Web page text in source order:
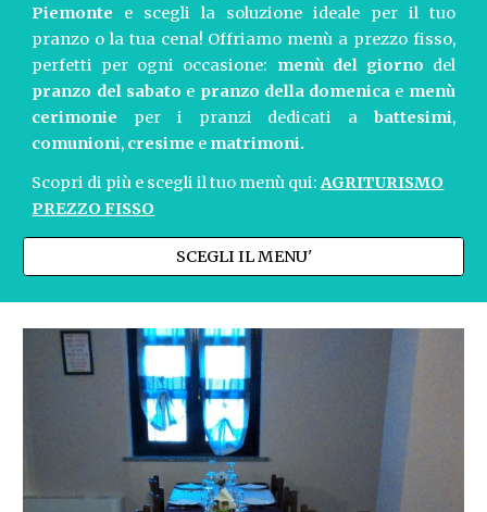
Piemonte e scegli la soluzione ideale per il tuo
pranzo o la tua cena! Offriamo menù a prezzo fisso,
perfetti per ogni occasione: menù del giorno del
pranzo del sabato e pranzo della domenica e menù
cerimonie per i pranzi dedicati a battesimi,
comunioni, cresime e matrimoni.
Scopri di più e scegli il tuo menù qui:AGRITURISMO
PREZZO FISSO
SCEGLI IL MENU'